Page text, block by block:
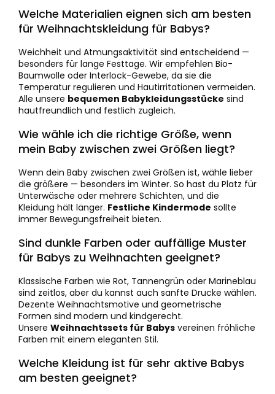
Welche Materialien eignen sich am besten
für Weihnachtskleidung für Babys?
Weichheit und Atmungsaktivität sind entscheidend —
besonders für lange Festtage. Wir empfehlen Bio-
Baumwolle oder Interlock-Gewebe, da sie die
Temperatur regulieren und Hautirritationen vermeiden.
Alle unsere bequemen Babykleidungsstücke sind
hautfreundlich und festlich zugleich.
Wie wähle ich die richtige Größe, wenn
mein Baby zwischen zwei Größen liegt?
Wenn dein Baby zwischen zwei Größen ist, wähle lieber
die größere — besonders im Winter. So hast du Platz für
Unterwäsche oder mehrere Schichten, und die
Kleidung hält länger. Festliche Kindermode sollte
immer Bewegungsfreiheit bieten.
Sind dunkle Farben oder auffällige Muster
für Babys zu Weihnachten geeignet?
Klassische Farben wie Rot, Tannengrün oder Marineblau
sind zeitlos, aber du kannst auch sanfte Drucke wählen.
Dezente Weihnachtsmotive und geometrische
Formen sind modern und kindgerecht.
Unsere Weihnachtssets für Babys vereinen fröhliche
Farben mit einem eleganten Stil.
Welche Kleidung ist für sehr aktive Babys
am besten geeignet?